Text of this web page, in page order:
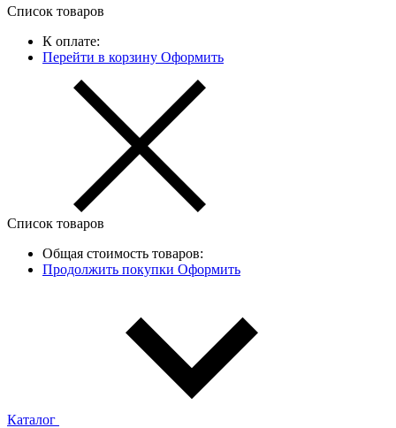
Список товаров
К оплате:
Перейти в корзину Оформить
Список товаров
Общая стоимость товаров:
Продолжить покупки Оформить
Каталог